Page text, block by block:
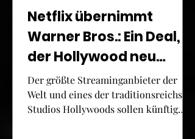
Netflix übernimmt
Warner Bros.: Ein Deal,
der Hollywood neu
ordnet?
Der größte Streaminganbieter der
Welt und eines der traditionsreichsten
Studios Hollywoods sollen künftig